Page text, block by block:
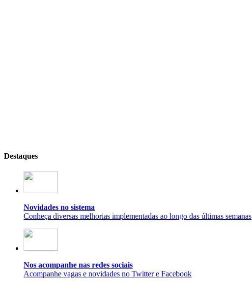
Destaques
Novidades no sistema
Conheça diversas melhorias implementadas ao longo das últimas semanas
Nos acompanhe nas redes sociais
Acompanhe vagas e novidades no Twitter e Facebook